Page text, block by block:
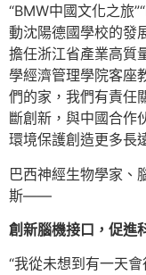
“BMW中國文化之旅
動沈陽德國學校的發
擔任浙江省產業高質
學經濟管理學院客座
們的家，我們有責任
斷創新，與中國合作
環境保護創造更多長
巴西神經生物學家、
斯——
創新腦機接口，促進
“我從未想到有一天